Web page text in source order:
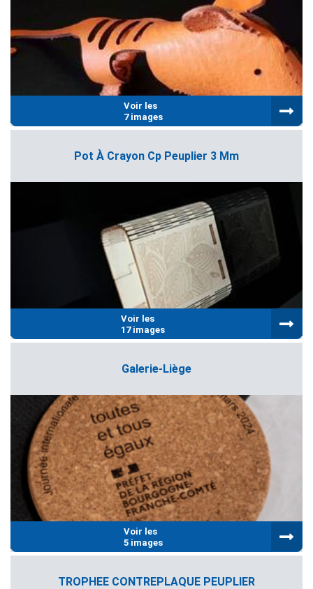
Voir les
7 images
Pot À Crayon Cp Peuplier 3 Mm
Voir les
17 images
Galerie-Liège
Voir les
5 images
TROPHEE CONTREPLAQUE PEUPLIER